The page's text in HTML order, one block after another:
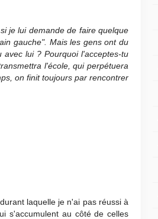
je lui demande de faire quelque
gauche". Mais les gens ont du
lui ? Pourquoi l'acceptes-tu
l'école, qui perpétuera
on finit toujours par rencontrer
laquelle je n'ai pas réussi à
s'accumulent au côté de celles